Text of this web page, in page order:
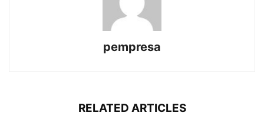
pempresa
RELATED ARTICLES